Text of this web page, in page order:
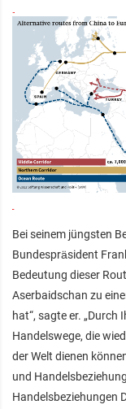
Bei seinem jüngsten
Bundespräsident
Bedeutung dieser
Aserbaidschan zu
hat“, sagte er.
Handelswege, die
der Welt dienen
und
Handelsbeziehungen